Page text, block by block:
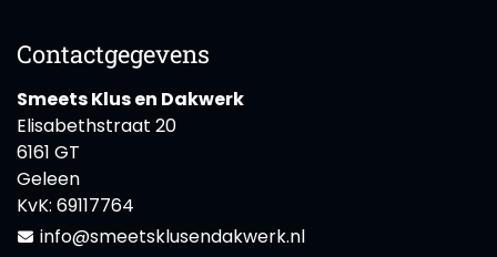
Contactgegevens
Smeets Klus en Dakwerk
Elisabethstraat 20
6161 GT
Geleen
info@smeetsklusendakwerk.nl
KvK: 69117764